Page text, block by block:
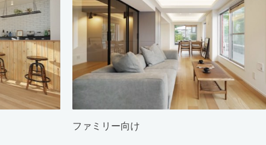
ファミリー向け